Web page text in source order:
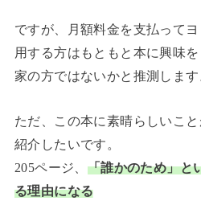
ですが、月額料金を支払って
用する方はもともと本に興味
家の方ではないかと推測します
ただ、この本に素晴らしいこ
紹介したいです。
205ページ、 「誰かのため」と
る理由になる